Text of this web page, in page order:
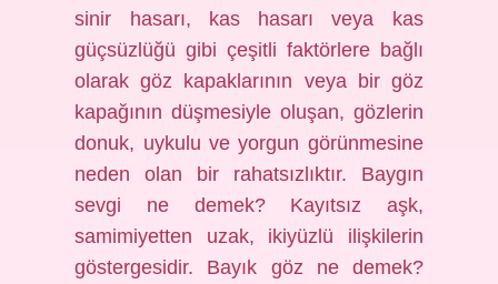
sinir hasarı, kas hasarı veya kas
güçsüzlüğü gibi çeşitli faktörlere bağlı
olarak göz kapaklarının veya bir göz
kapağının düşmesiyle oluşan, gözlerin
donuk, uykulu ve yorgun görünmesine
neden olan bir rahatsızlıktır. Baygın
sevgi ne demek? Kayıtsız aşk,
samimiyetten uzak, ikiyüzlü ilişkilerin
göstergesidir. Bayık göz ne demek?